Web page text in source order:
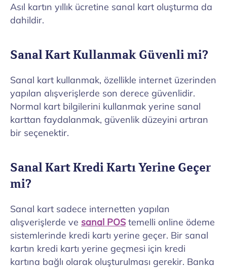
Asıl kartın yıllık ücretine sanal kart oluşturma da
dahildir.
Sanal Kart Kullanmak Güvenli mi?
Sanal kart kullanmak, özellikle internet üzerinden
yapılan alışverişlerde son derece güvenlidir.
Normal kart bilgilerini kullanmak yerine sanal
karttan faydalanmak, güvenlik düzeyini artıran
bir seçenektir.
Sanal Kart Kredi Kartı Yerine Geçer
mi?
Sanal kart sadece internetten yapılan
alışverişlerde ve sanal POS temelli online ödeme
sistemlerinde kredi kartı yerine geçer. Bir sanal
kartın kredi kartı yerine geçmesi için kredi
kartına bağlı olarak oluşturulması gerekir. Banka